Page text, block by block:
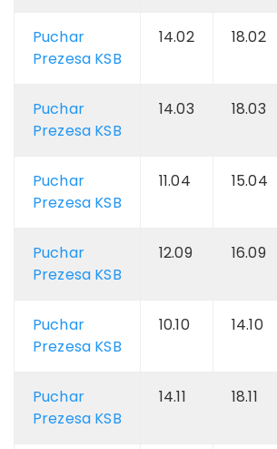
Puchar
Prezesa KSB
14.02 18.02
Puchar
Prezesa KSB
14.03 18.03
Puchar
Prezesa KSB
11.04 15.04
Puchar
Prezesa KSB
12.09 16.09
Puchar
Prezesa KSB
10.10 14.10
Puchar
Prezesa KSB
14.11 18.11